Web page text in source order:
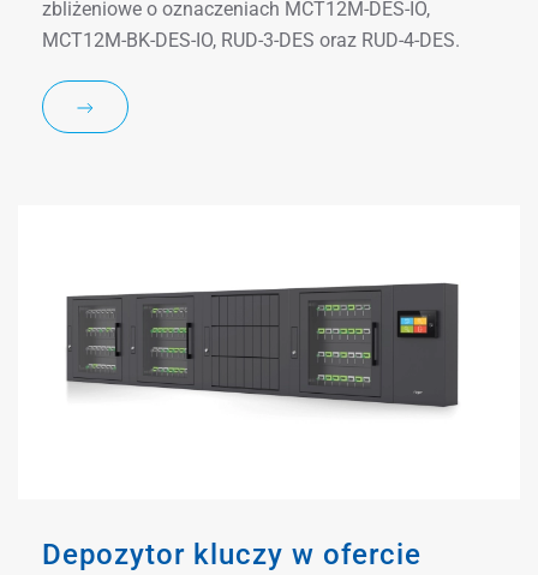
zbliżeniowe o oznaczeniach MCT12M-DES-IO,
MCT12M-BK-DES-IO, RUD-3-DES oraz RUD-4-DES.
Depozytor kluczy w ofercie